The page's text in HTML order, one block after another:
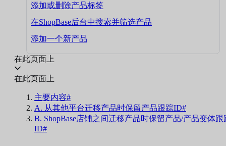
添加或删除产品标签
在ShopBase后台中搜索并筛选产品
添加一个新产品
在此页面上
在此页面上
主要内容#
A. 从其他平台迁移产品时保留产品跟踪ID#
B. ShopBase店铺之间迁移产品时保留产品/产品变体跟
ID#